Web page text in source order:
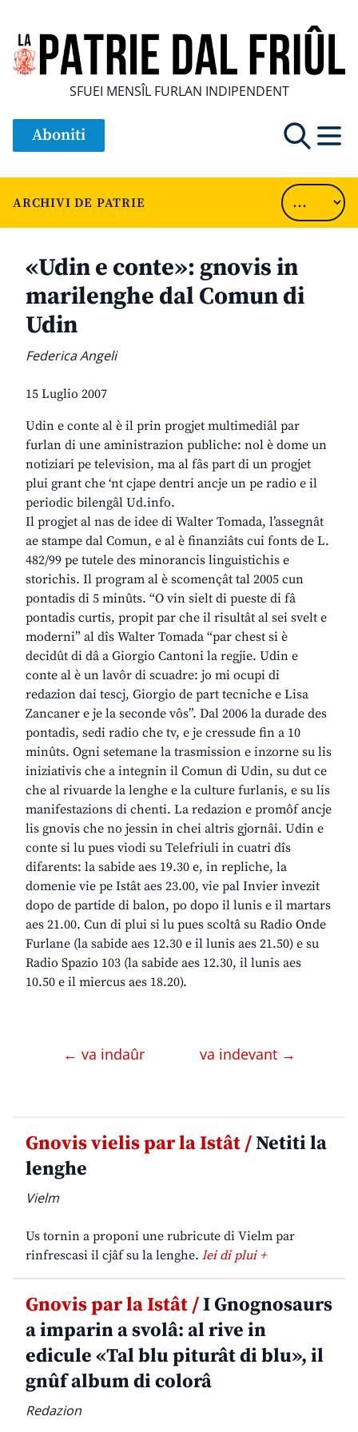
SFUEI MENSÎL FURLAN INDIPENDENT
Aboniti
ARCHIVI DE PATRIE
«Udin e conte»: gnovis in
marilenghe dal Comun di
Udin
Federica Angeli
15 Luglio 2007
Udin e conte al è il prin progjet multimediâl par
furlan di une aministrazion publiche: nol è dome un
notiziari pe television, ma al fâs part di un progjet
plui grant che ‘nt cjape dentri ancje un pe radio e il
periodic bilengâl Ud.info.
Il progjet al nas de idee di Walter Tomada, l’assegnât
ae stampe dal Comun, e al è finanziâts cui fonts de L.
482/99 pe tutele des minorancis linguistichis e
storichis. Il program al è scomençât tal 2005 cun
pontadis di 5 minûts. “O vin sielt di pueste di fâ
pontadis curtis, propit par che il risultât al sei svelt e
moderni” al dîs Walter Tomada “par chest si è
decidût di dâ a Giorgio Cantoni la regjie. Udin e
conte al è un lavôr di scuadre: jo mi ocupi di
redazion dai tescj, Giorgio de part tecniche e Lisa
Zancaner e je la seconde vôs”. Dal 2006 la durade des
pontadis, sedi radio che tv, e je cressude fin a 10
minûts. Ogni setemane la trasmission e inzorne su lis
iniziativis che a integnin il Comun di Udin, su dut ce
che al rivuarde la lenghe e la culture furlanis, e su lis
manifestazions di chenti. La redazion e promôf ancje
lis gnovis che no jessin in chei altris gjornâi. Udin e
conte si lu pues viodi su Telefriuli in cuatri dîs
difarents: la sabide aes 19.30 e, in repliche, la
domenie vie pe Istât aes 23.00, vie pal Invier invezit
dopo de partide di balon, po dopo il lunis e il martars
aes 21.00. Cun di plui si lu pues scoltâ su Radio Onde
Furlane (la sabide aes 12.30 e il lunis aes 21.50) e su
Radio Spazio 103 (la sabide aes 12.30, il lunis aes
10.50 e il miercus aes 18.20).
← va indaûr va indevant →
Gnovis vielis par la Istât /Netiti la
lenghe
Vielm
Us tornin a proponi une rubricute di Vielm par
rinfrescasi il cjâf su la lenghe. lei di plui +
Gnovis par la Istât /I Gnognosaurs
a imparin a svolâ: al rive in
edicule «Tal blu piturât di blu», il
gnûf album di colorâ
Redazion